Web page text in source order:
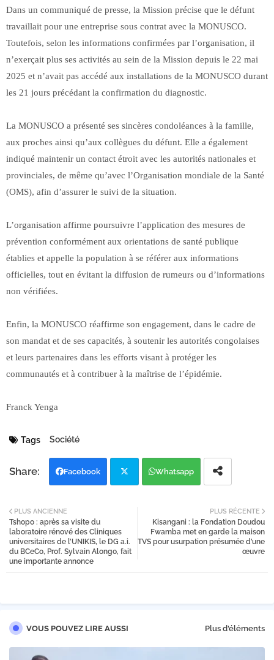
Dans un communiqué de presse, la Mission précise que le défunt
travaillait pour une entreprise sous contrat avec la MONUSCO.
Toutefois, selon les informations confirmées par l’organisation, il
n’exerçait plus ses activités au sein de la Mission depuis le 22 mai
2025 et n’avait pas accédé aux installations de la MONUSCO durant
les 21 jours précédant la confirmation du diagnostic.
La MONUSCO a présenté ses sincères condoléances à la famille,
aux proches ainsi qu’aux collègues du défunt. Elle a également
indiqué maintenir un contact étroit avec les autorités nationales et
provinciales, de même qu’avec l’Organisation mondiale de la Santé
(OMS), afin d’assurer le suivi de la situation.
L’organisation affirme poursuivre l’application des mesures de
prévention conformément aux orientations de santé publique
établies et appelle la population à se référer aux informations
officielles, tout en évitant la diffusion de rumeurs ou d’informations
non vérifiées.
Enfin, la MONUSCO réaffirme son engagement, dans le cadre de
son mandat et de ses capacités, à soutenir les autorités congolaises
et leurs partenaires dans les efforts visant à protéger les
communautés et à contribuer à la maîtrise de l’épidémie.
Franck Yenga
Tags Société
Facebook Whatsapp
PLUS RÉCENTE
Kisangani : la Fondation Doudou
Fwamba met en garde la maison
TVS pour usurpation présumée d’une
œuvre
PLUS ANCIENNE
Tshopo : après sa visite du
laboratoire rénové des Cliniques
universitaires de l’UNIKIS, le DG a.i.
du BCeCo, Prof. Sylvain Alongo, fait
une importante annonce
VOUS POUVEZ LIRE AUSSI Plus d'éléments